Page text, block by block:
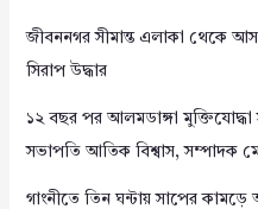
জীবননগর সীমান্ত এলাকা থেকে
সিরাপ উদ্ধার
১২ বছর পর আলমডাঙ্গা মুক্তিযোদ্ধা
সভাপতি আতিক বিশ্বাস, সম্পাদক
গাংনীতে তিন ঘন্টায় সাপের